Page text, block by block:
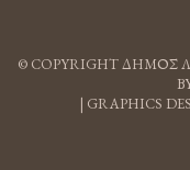
© COPYRIGHT ΔΗΜΟΣ
| GRAPHICS